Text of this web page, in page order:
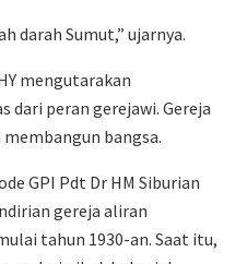
darah Sumut,” ujarnya.
mengutarakan
dari peran gerejawi. Gereja
bangsa.
GPI Pdt Dr HM Siburian
gereja aliran
tahun 1930-an. Saat itu,